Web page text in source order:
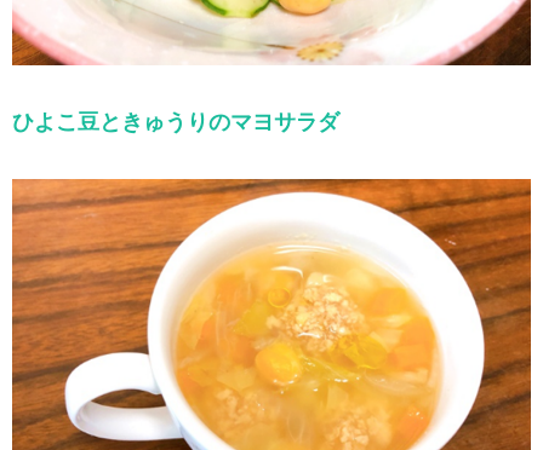
ひよこ豆ときゅうりのマヨサラダ